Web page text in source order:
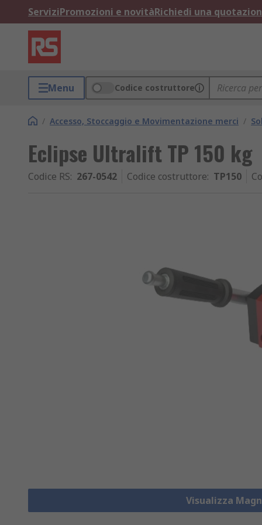
ServiziPromozioni e novitàRichiedi una
Menu Codice costruttore
/ Accesso, Stoccaggio e Movimentazione merci /
Eclipse Ultralift TP 150 kg
Codice RS: 267-0542 Codice costruttore: TP150
Visualizza